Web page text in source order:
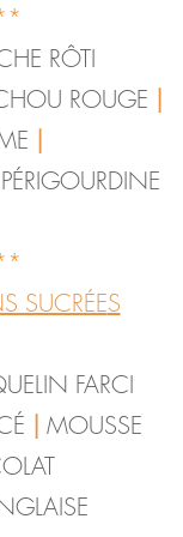
RÔTI
ROUGE |
|
SUCRÉES
FARCI
| MOUSSE